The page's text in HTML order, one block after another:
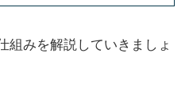
組みを解説していきましょ